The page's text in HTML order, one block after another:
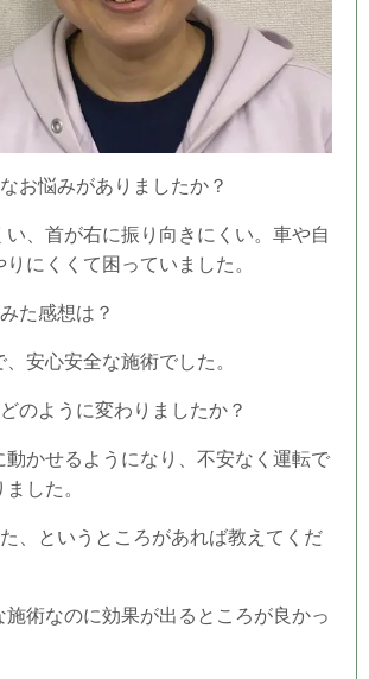
お悩みがありましたか？
い、首が右に振り向きにくい。車や自
にくくて困っていました。
た感想は？
安心安全な施術でした。
のように変わりましたか？
動かせるようになり、不安なく運転で
した。
、というところがあれば教えてくだ
施術なのに効果が出るところが良かっ